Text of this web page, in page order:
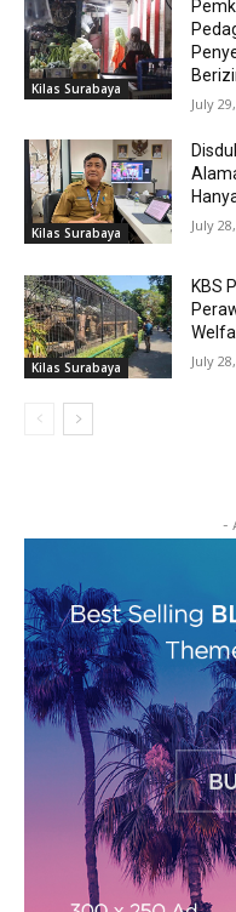
Kilas Surabaya
July
Kilas Surabaya July
Kilas Surabaya
KBS
July
-